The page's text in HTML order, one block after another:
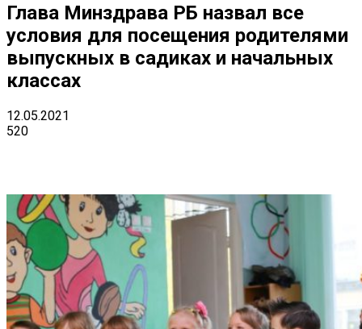
Глава Минздрава РБ назвал все
условия для посещения родителями
выпускных в садиках и начальных
классах
12.05.2021
520